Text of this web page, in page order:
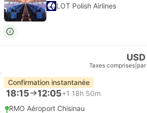
LOT Polish Airlines
Taxes comprises
Confirmation instantanée
18:15 12:05+1 18h 50m
RMO Aéroport Chisinau